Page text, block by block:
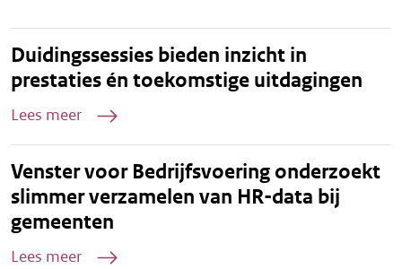
Duidingssessies bieden inzicht in
prestaties én toekomstige uitdagingen
Lees meer
Venster voor Bedrijfsvoering onderzoekt
slimmer verzamelen van HR-data bij
gemeenten
Lees meer